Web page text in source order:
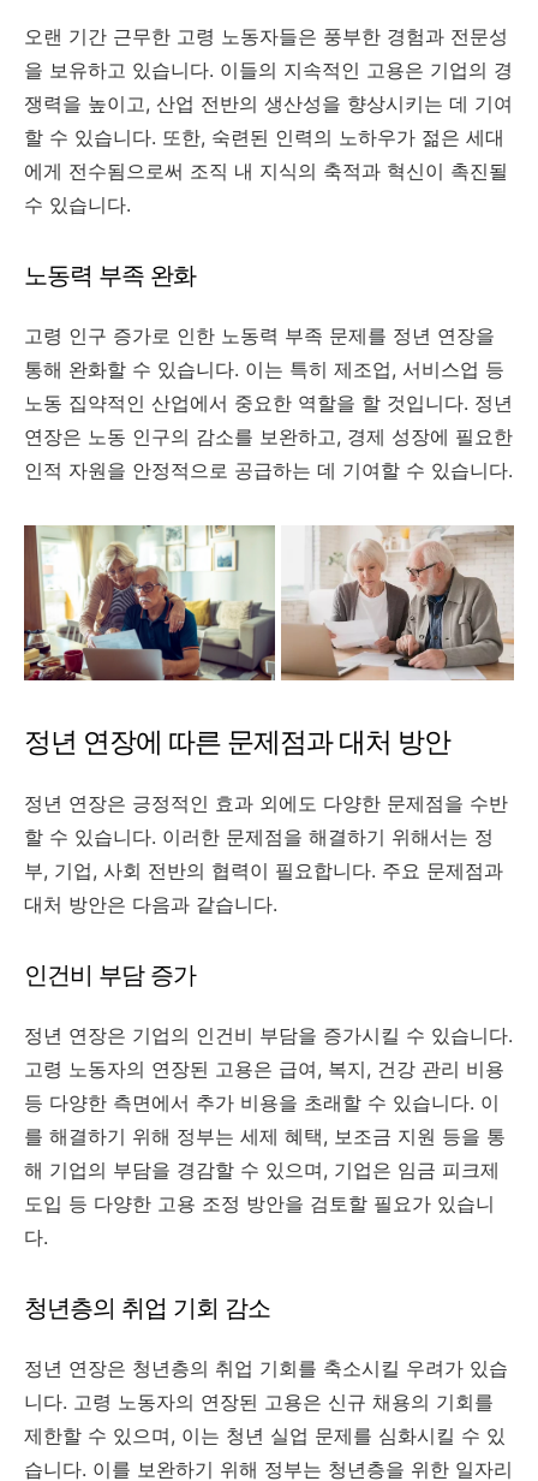
오랜 기간 근무한 고령 노동자들은 풍부한 경험과 전문성
을 보유하고 있습니다. 이들의 지속적인 고용은 기업의 경
쟁력을 높이고, 산업 전반의 생산성을 향상시키는 데 기여
할 수 있습니다. 또한, 숙련된 인력의 노하우가 젊은 세대
에게 전수됨으로써 조직 내 지식의 축적과 혁신이 촉진될
수 있습니다.
노동력 부족 완화
고령 인구 증가로 인한 노동력 부족 문제를 정년 연장을
통해 완화할 수 있습니다. 이는 특히 제조업, 서비스업 등
노동 집약적인 산업에서 중요한 역할을 할 것입니다. 정년
연장은 노동 인구의 감소를 보완하고, 경제 성장에 필요한
인적 자원을 안정적으로 공급하는 데 기여할 수 있습니다.
정년 연장에 따른 문제점과 대처 방안
정년 연장은 긍정적인 효과 외에도 다양한 문제점을 수반
할 수 있습니다. 이러한 문제점을 해결하기 위해서는 정
부, 기업, 사회 전반의 협력이 필요합니다. 주요 문제점과
대처 방안은 다음과 같습니다.
인건비 부담 증가
정년 연장은 기업의 인건비 부담을 증가시킬 수 있습니다.
고령 노동자의 연장된 고용은 급여, 복지, 건강 관리 비용
등 다양한 측면에서 추가 비용을 초래할 수 있습니다. 이
를 해결하기 위해 정부는 세제 혜택, 보조금 지원 등을 통
해 기업의 부담을 경감할 수 있으며, 기업은 임금 피크제
도입 등 다양한 고용 조정 방안을 검토할 필요가 있습니
다.
청년층의 취업 기회 감소
정년 연장은 청년층의 취업 기회를 축소시킬 우려가 있습
니다. 고령 노동자의 연장된 고용은 신규 채용의 기회를
제한할 수 있으며, 이는 청년 실업 문제를 심화시킬 수 있
습니다. 이를 보완하기 위해 정부는 청년층을 위한 일자리